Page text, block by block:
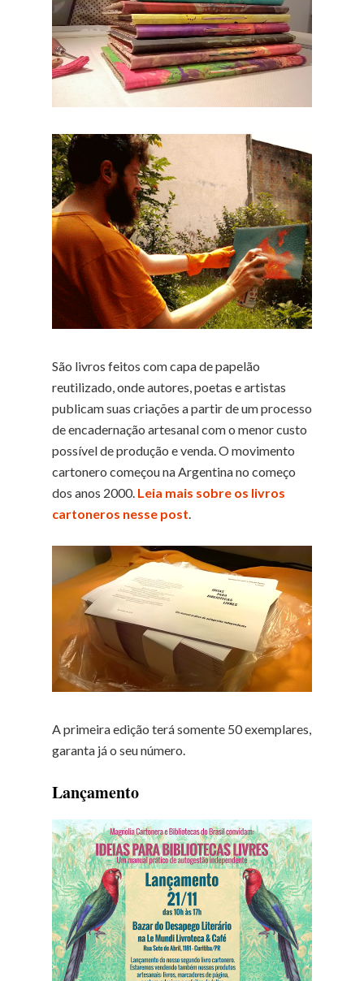
São livros feitos com capa de papelão
reutilizado, onde autores, poetas e artistas
publicam suas criações a partir de um processo
de encadernação artesanal com o menor custo
possível de produção e venda. O movimento
cartonero começou na Argentina no começo
dos anos 2000. Leia mais sobre os livros
cartoneros nesse post
A primeira edição terá somente 50 exemplares,
garanta já o seu número.
Lançamento